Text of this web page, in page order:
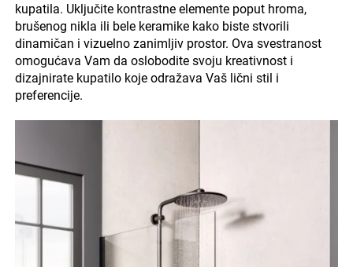
kupatila. Uključite kontrastne elemente poput hroma,
brušenog nikla ili bele keramike kako biste stvorili
dinamičan i vizuelno zanimljiv prostor. Ova svestranost
omogućava Vam da oslobodite svoju kreativnost i
dizajnirate kupatilo koje odražava Vaš lični stil i
preferencije.